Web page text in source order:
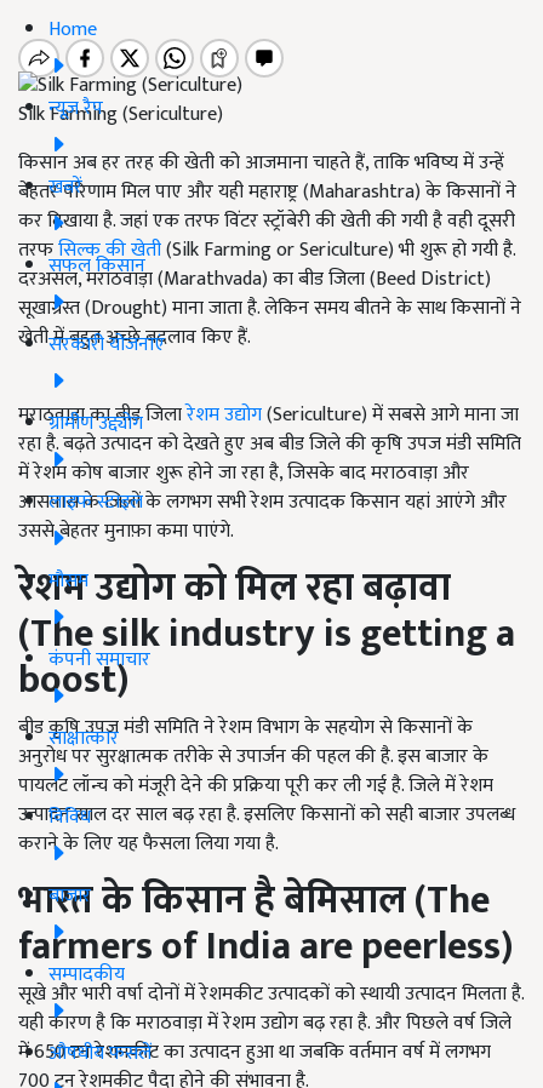
Home
न्यूज़ रैप
खबरें
सफल किसान
सरकारी योजनाएं
ग्रामीण उद्द्योग
लाइफ स्टाइल
मौसम
कंपनी समाचार
साक्षात्कार
विविध
बाजार
सम्पादकीय
औषधीय फसलें
Silk Farming (Sericulture)
किसान अब हर तरह की खेती को आजमाना चाहते हैं, ताकि भविष्य में उन्हें
बेहतर परिणाम मिल पाए और यही महाराष्ट्र (Maharashtra) के किसानों ने
कर दिखाया है. जहां एक तरफ विंटर स्ट्रॉबेरी की खेती की गयी है वही दूसरी
तरफसिल्क की खेती(Silk Farming or Sericulture) भी शुरू हो गयी है.
दरअसल, मराठवाड़ा (Marathvada) का बीड जिला (Beed District)
सूखाग्रस्त (Drought) माना जाता है. लेकिन समय बीतने के साथ किसानों ने
खेती में बहुत अच्छे बदलाव किए हैं.
मराठवाड़ा का बीड जिलारेशम उद्योग(Sericulture) में सबसे आगे माना जा
रहा है. बढ़ते उत्पादन को देखते हुए अब बीड जिले की कृषि उपज मंडी समिति
में रेशम कोष बाजार शुरू होने जा रहा है, जिसके बाद मराठवाड़ा और
आसपास के जिलों के लगभग सभी रेशम उत्पादक किसान यहां आएंगे और
उससे बेहतर मुनाफ़ा कमा पाएंगे.
रेशम उद्योग को मिल रहा बढ़ावा
(The silk industry is getting a
boost)
बीड कृषि उपज मंडी समिति ने रेशम विभाग के सहयोग से किसानों के
अनुरोध पर सुरक्षात्मक तरीके से उपार्जन की पहल की है. इस बाजार के
पायलट लॉन्च को मंजूरी देने की प्रक्रिया पूरी कर ली गई है. जिले में रेशम
उत्पादन साल दर साल बढ़ रहा है. इसलिए किसानों को सही बाजार उपलब्ध
कराने के लिए यह फैसला लिया गया है.
भारत के किसान है बेमिसाल (The
farmers of India are peerless)
सूखे और भारी वर्षा दोनों में रेशमकीट उत्पादकों को स्थायी उत्पादन मिलता है.
यही कारण है कि मराठवाड़ा में रेशम उद्योग बढ़ रहा है. और पिछले वर्ष जिले
में 650 टन रेशमकीट का उत्पादन हुआ था जबकि वर्तमान वर्ष में लगभग